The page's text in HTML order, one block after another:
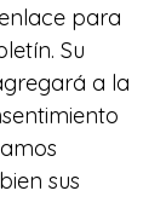
para
Su
a la
sus